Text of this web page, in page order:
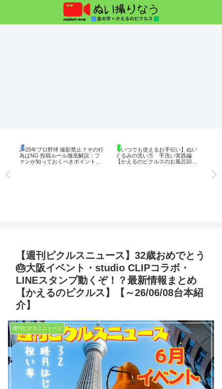
金の字の日常ブログ
2025年プロ野球 撮影禁止？その行
為はNG 投稿ルール徹底解説：フ
ァンが知っておくべきポイントと
かえるのピクルスの日常
【いつでも使えるお手伝い】ぬい
ぐるみの洗い方 手洗い実践編
【かえるのピクルスのお風呂回】
【週刊ピクルスニュース】32歳おめでとう
🎂大阪イベント・studio CLIPコラボ・
LINEスタンプ動くぞ！？最新情報まとめ
【かえるのピクルス】【～26/06/08台本紹
介】
週刊ピクルスニュース